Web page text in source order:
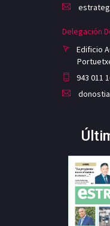
Delegación
Edificio
943 011